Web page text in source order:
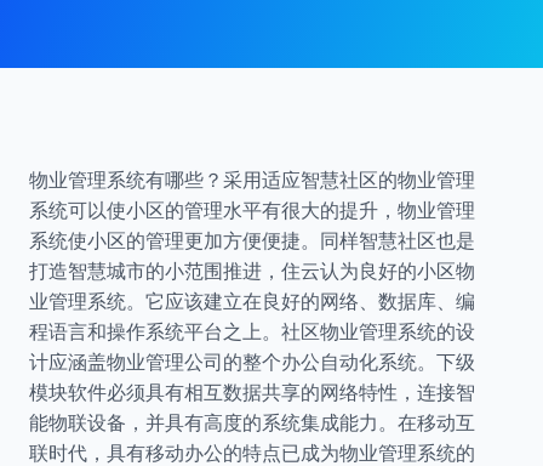
物业管理系统有哪些？采用适应智慧社区的物业管理
系统可以使小区的管理水平有很大的提升，物业管理
系统使小区的管理更加方便便捷。同样智慧社区也是
打造智慧城市的小范围推进，住云认为良好的小区物
业管理系统。它应该建立在良好的网络、数据库、编
程语言和操作系统平台之上。社区物业管理系统的设
计应涵盖物业管理公司的整个办公自动化系统。下级
模块软件必须具有相互数据共享的网络特性，连接智
能物联设备，并具有高度的系统集成能力。在移动互
联时代，具有移动办公的特点已成为物业管理系统的